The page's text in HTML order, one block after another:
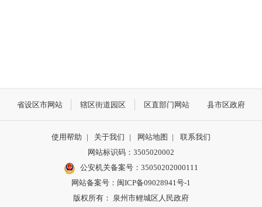
省设区市网站 辖区街道园区 区直部门网站 县市区政府
使用帮助 | 关于我们 | 网站地图 |
联系我们
网站标识码：3505020002
公安机关备案号：35050202000111
网站备案号：闽ICP备09028941号-1
版权所有： 泉州市鲤城区人民政府